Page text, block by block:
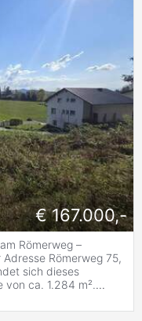
€ 167.000,-
Römerweg –
Römerweg 75,
sich dieses
ca. 1.284 m²....